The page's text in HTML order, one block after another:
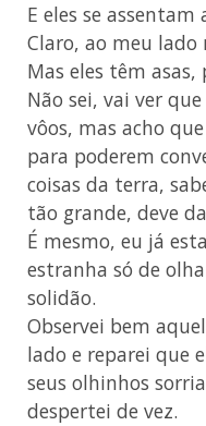
E eles se assentam
Claro, ao meu
Mas eles têm
Não sei, vai ver
vôos, mas acho
para poderem
coisas da terra,
tão grande, deve
É mesmo, eu já
estranha só de
solidão.
Observei bem
lado e reparei que
seus olhinhos
despertei de vez.